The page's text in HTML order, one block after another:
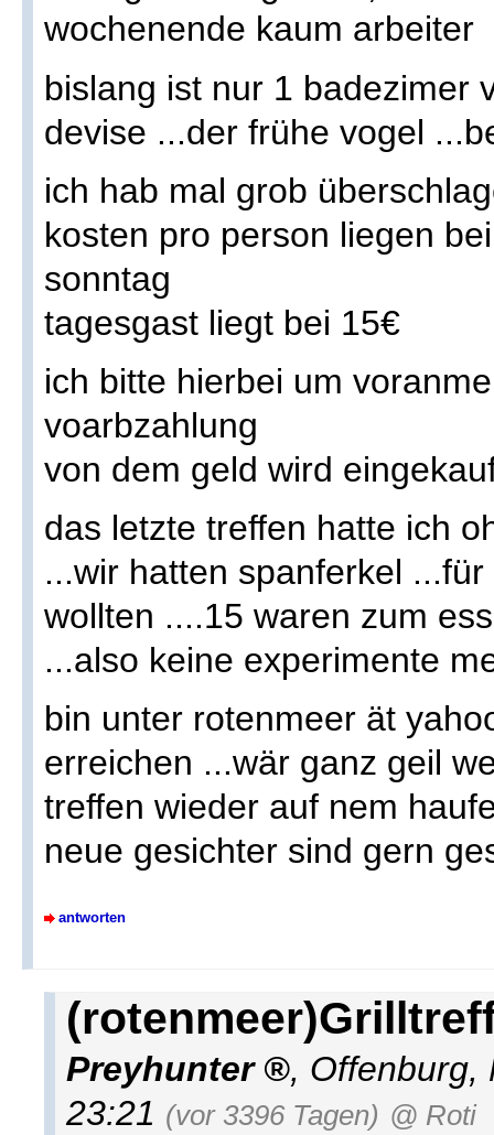
wochenende kaum arbeiter
bislang ist nur 1 badezimer
devise ...der frühe vogel
ich hab mal grob
kosten pro person liegen
sonntag
tagesgast liegt bei 15€
ich bitte hierbei um
voarbzahlung
von dem geld wird
das letzte treffen hatte ich
...wir hatten spanferkel
wollten ....15 waren zum
...also keine experimente
bin unter rotenmeer ät
erreichen ...wär ganz geil
treffen wieder auf nem
neue gesichter sind gern
antworten
Preyhunter , Offenburg,
23:21 (vor 3396 Tagen) @ Roti